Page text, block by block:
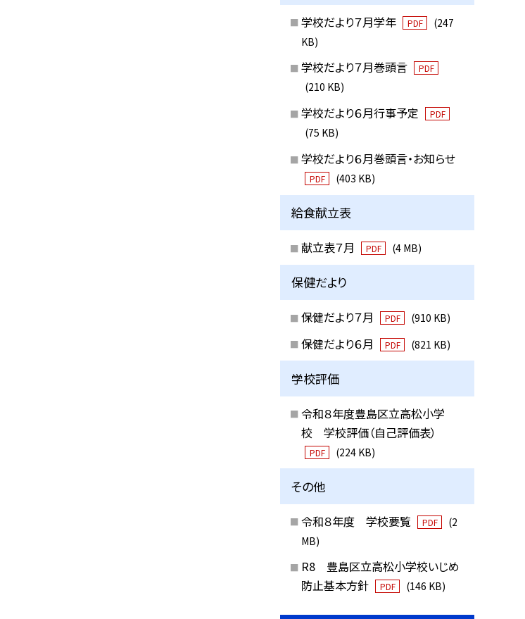
学校だより７月学年 PDF
(247
KB)
学校だより７月巻頭言 PDF
(210 KB)
学校だより６月行事予定 PDF
(75 KB)
学校だより６月巻頭言・お知らせ
PDF (403 KB)
給食献立表
献立表７月 PDF (4 MB)
保健だより
保健だより７月 PDF (910 KB)
保健だより６月 PDF (821 KB)
学校評価
令和８年度豊島区立高松小学
校 学校評価（自己評価表）
PDF (224 KB)
その他
令和８年度 学校要覧 PDF
(2
MB)
R8 豊島区立高松小学校いじめ
防止基本方針
PDF (146 KB)